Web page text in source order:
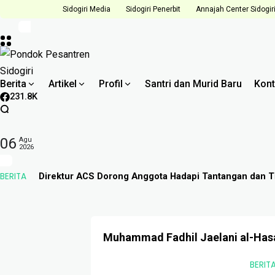
Sidogiri Media Sidogiri Penerbit Annajah Center Sidogiri
Berita Artikel Profil Santri dan Murid Baru
231.8K
06 Agu
2026
BERITA Direktur ACS Dorong Anggota Hadapi Tantangan dan
Muhammad Fadhil Jaelani al-